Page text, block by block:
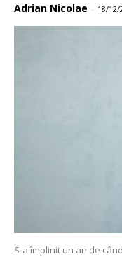
Adrian Nicolae - 18/12/
S-a împlinit un an de